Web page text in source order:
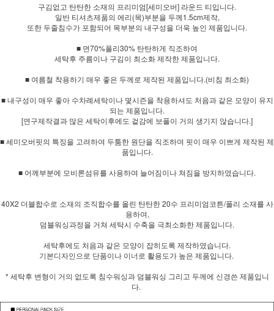
구김없고 탄탄한 소재의 프리미엄[세미오버] 라운드 티입니다.
일반 티셔츠제품의 에리(목)부분을 두께1.5cm제작,
또한 두줄침수가 포함되어 목부분의 내구성을 더욱 높인 제품입니다.
■ 면70%폴리30% 탄탄하게 직조하여
세탁후 주름이나 구김이 최소화 제작한 제품입니다.
■ 여름철 착용하기 매우 좋은 두께로 제작된 제품입니다.(비침 최소화)
■ 내구성이 매우 좋아 수차례세탁이나 몇시즌을 착용하셔도 처음과 같은 모양이 유지
되는 제품입니다.
[연구제작결과 많은 세탁이후에도 겉감에 보풀이 거의 생기지 않습니다.]
■ 세미오버핏의 특징을 고려하여 두툼한 원단을 직조하여 핏이 매우 이쁘게 제작된 제
품입니다.
■ 어께부분에 모비론섬유를 사용하여 늘어짐이나 쳐짐을 방지하였습니다.
40X2 더블합수로 소재의 조직합수를 올린 탄탄한 20수 프리미엄코튼/폴리 소재를 사
용하여,
덤블워싱과정을 거쳐 세탁시 수축을 극최소화한 제품입니다.
세탁후에도 처음과 같은 모양이 잡히도록 제작하였습니다.
기본디자인으로 단품이나 이너로 활용도가 높은 제품입니다.
* 세탁후 변형이 거의 없도록 침수워싱과 덤블워싱 그리고 두께에 신경쓴 제품입니
다.